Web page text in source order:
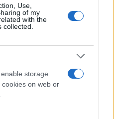
Use,
of my
with the
storage
on web or